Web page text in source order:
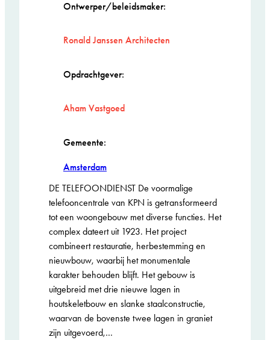
Ontwerper/beleidsmaker:
Ronald Janssen Architecten
Opdrachtgever:
Aham Vastgoed
Gemeente:
Amsterdam
DE TELEFOONDIENST De voormalige
telefooncentrale van KPN is getransformeerd
tot een woongebouw met diverse functies. Het
complex dateert uit 1923. Het project
combineert restauratie, herbestemming en
nieuwbouw, waarbij het monumentale
karakter behouden blijft. Het gebouw is
uitgebreid met drie nieuwe lagen in
houtskeletbouw en slanke staalconstructie,
waarvan de bovenste twee lagen in graniet
zijn uitgevoerd,…